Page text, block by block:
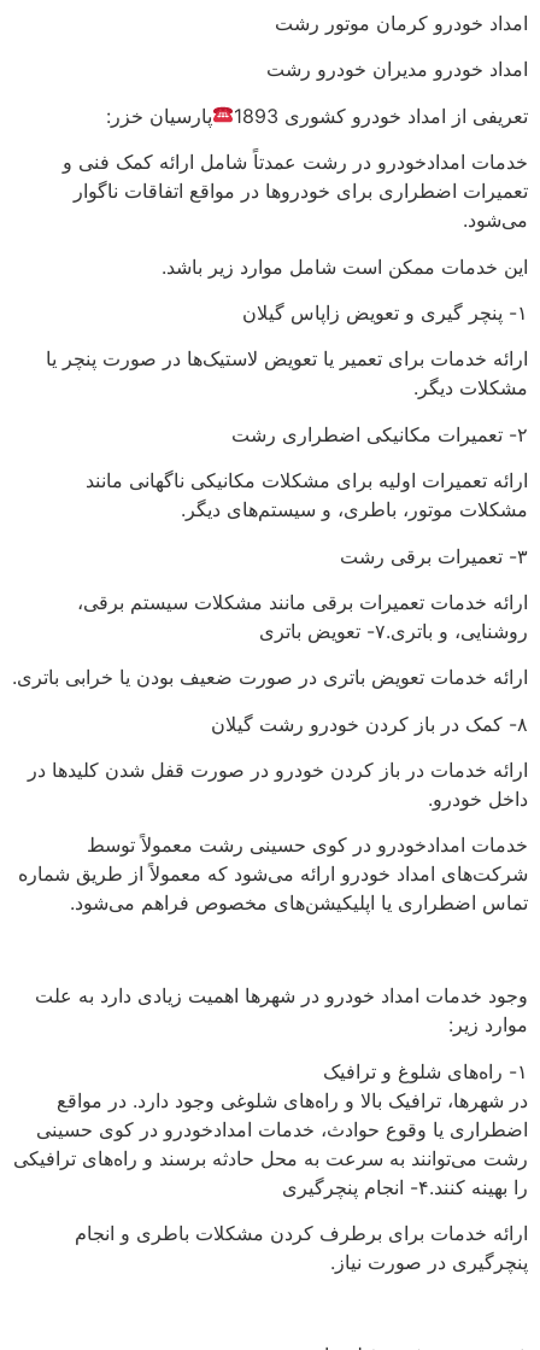
امداد خودرو کرمان موتور رشت
امداد خودرو مدیران خودرو رشت
تعریفی از امداد خودرو کشوری 1893
پارسیان خزر:
خدمات امدادخودرو در رشت عمدتاً شامل ارائه کمک فنی و
تعمیرات اضطراری برای خودروها در مواقع اتفاقات ناگوار
می‌شود.
این خدمات ممکن است شامل موارد زیر باشد.
۱- پنچر گیری و تعویض زاپاس گیلان
ارائه خدمات برای تعمیر یا تعویض لاستیک‌ها در صورت پنچر یا
مشکلات دیگر.
۲- تعمیرات مکانیکی اضطراری رشت
ارائه تعمیرات اولیه برای مشکلات مکانیکی ناگهانی مانند
مشکلات موتور، باطری، و سیستم‌های دیگر.
۳- تعمیرات برقی رشت
ارائه خدمات تعمیرات برقی مانند مشکلات سیستم برقی،
روشنایی، و باتری.۷- تعویض باتری
ارائه خدمات تعویض باتری در صورت ضعیف بودن یا خرابی باتری.
۸- کمک در باز کردن خودرو رشت گیلان
ارائه خدمات در باز کردن خودرو در صورت قفل شدن کلیدها در
داخل خودرو.
خدمات امدادخودرو در کوی حسینی رشت معمولاً توسط
شرکت‌های امداد خودرو ارائه می‌شود که معمولاً از طریق شماره
تماس اضطراری یا اپلیکیشن‌های مخصوص فراهم می‌شود.
وجود خدمات امداد خودرو در شهرها اهمیت زیادی دارد به علت
موارد زیر:
۱- راه‌های شلوغ و ترافیک
در شهرها، ترافیک بالا و راه‌های شلوغی وجود دارد. در مواقع
اضطراری یا وقوع حوادث، خدمات امدادخودرو در کوی حسینی
رشت می‌توانند به سرعت به محل حادثه برسند و راه‌های ترافیکی
را بهینه کنند.۴- انجام پنچرگیری
ارائه خدمات برای برطرف کردن مشکلات باطری و انجام
پنچرگیری در صورت نیاز.